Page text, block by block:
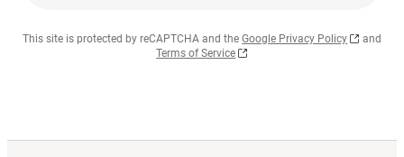
This site is protected by reCAPTCHA and the Google Privacy Policy
and
Terms of Service